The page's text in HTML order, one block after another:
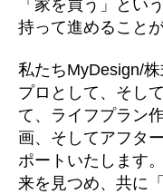
「家を買う」とい
持って進めること
私たちMyDesign/
プロとして、そし
て、ライフプラン
画、そしてアフタ
ポートいたします
来を見つめ、共に